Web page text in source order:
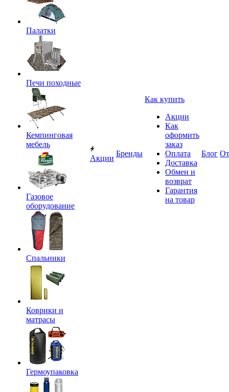
Палатки
Печи походные
Кемпинговая
мебель
Газовое
оборудование
Спальники
Коврики и
матрасы
Гермоупаковка
Акции
Бренды
Как купить
Акции
Как
оформить
заказ
Оплата
Доставка
Обмен и
возврат
Гарантия
на товар
Блог